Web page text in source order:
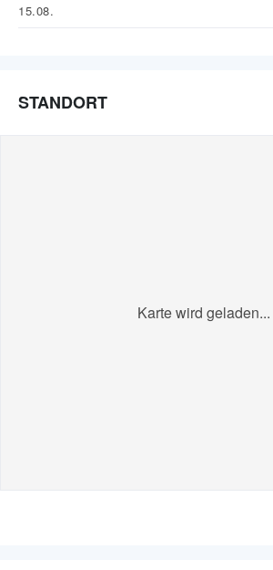
15.08.
STANDORT
Karte wird geladen...